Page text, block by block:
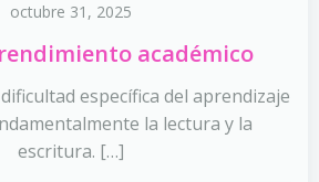
octubre 31, 2025
académico
específica del aprendizaje
la lectura y la
escritura. […]